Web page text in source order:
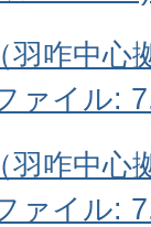
羽咋中心
ァイル:
羽咋中心
ァイル: